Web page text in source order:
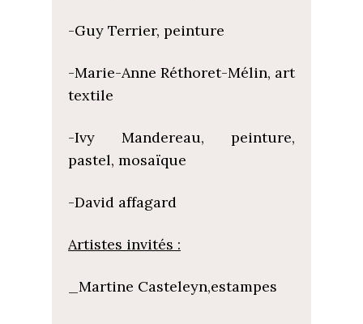
-Guy Terrier, peinture
-Marie-Anne Réthoret-Mélin, art
textile
-Ivy Mandereau, peinture,
pastel, mosaïque
-David affagard
Artistes invités :
_Martine Casteleyn,estampes